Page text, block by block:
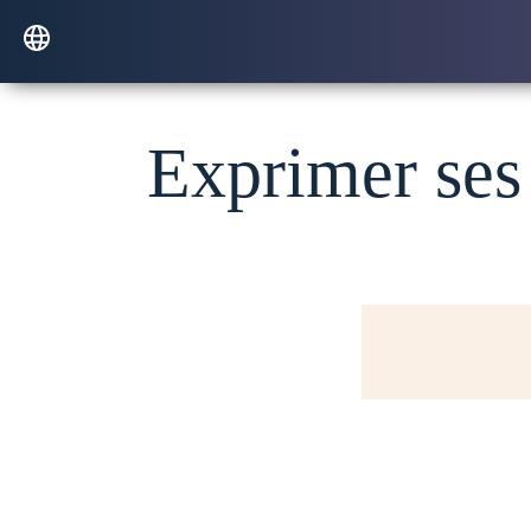
Exprimer